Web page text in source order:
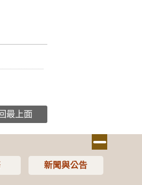
最上面
新聞與公告